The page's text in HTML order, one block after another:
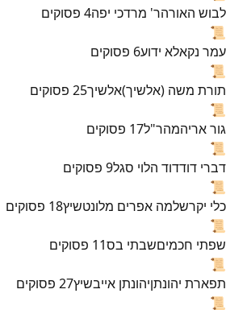
לבוש האורהר' מרדכי יפה4 פסוקים
📜
עמר נקאלא ידוע6 פסוקים
📜
תורת משה (אלשיך)אלשיך25 פסוקים
📜
גור אריהמהר"ל17 פסוקים
📜
דברי דודדוד הלוי סגל9 פסוקים
📜
כלי יקרשלמה אפרים מלונטשיץ18 פסוקים
📜
שפתי חכמיםשבתי בס11 פסוקים
📜
תפארת יהונתןיהונתן אייבשיץ27 פסוקים
📜